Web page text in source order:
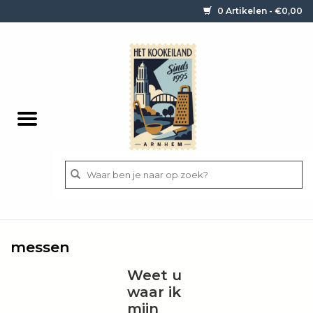
0 Artikelen - €0,00
Bestek
messen
Weet u
waar ik
mijn